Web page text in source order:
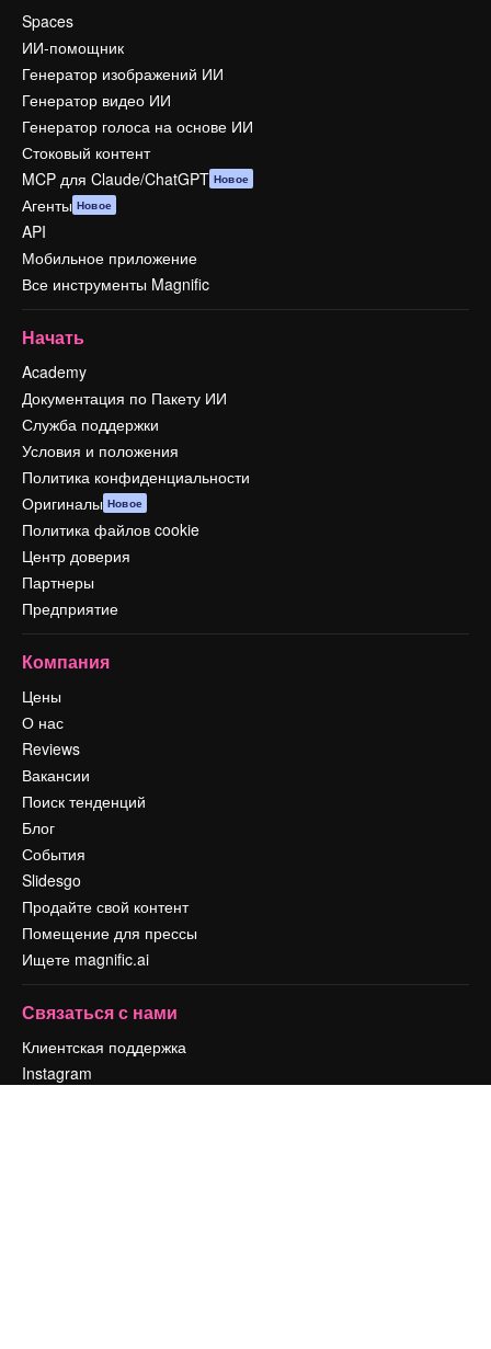
Spaces
ИИ-помощник
Генератор изображений ИИ
Генератор видео ИИ
Генератор голоса на основе ИИ
Стоковый контент
MCP для Claude/ChatGPT Новое
Агенты Новое
API
Мобильное приложение
Все инструменты Magnific
Начать
Academy
Документация по Пакету ИИ
Служба поддержки
Условия и положения
Политика конфиденциальности
Оригиналы Новое
Политика файлов cookie
Центр доверия
Партнеры
Предприятие
Компания
Цены
О нас
Reviews
Вакансии
Поиск тенденций
Блог
События
Slidesgo
Продайте свой контент
Помещение для прессы
Ищете magnific.ai
Связаться с нами
Клиентская поддержка
Instagram